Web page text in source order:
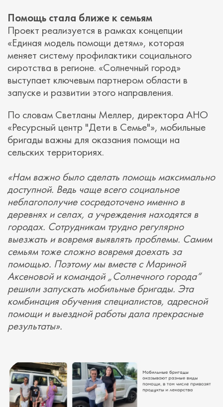
Помощь стала ближе к семьям
Проект реализуется в рамках концепции
«Единая модель помощи детям», которая
меняет систему профилактики социального
сиротства в регионе. «Солнечный город»
выступает ключевым партнером области в
запуске и развитии этого направления.
По словам Светланы Меллер, директора АНО
«Ресурсный центр "Дети в Семье"», мобильные
бригады важны для оказания помощи на
сельских территориях.
«Нам важно было сделать помощь максимально
доступной. Ведь чаще всего социальное
неблагополучие сосредоточено именно в
деревнях и селах, а учреждения находятся в
городах. Сотрудникам трудно регулярно
выезжать и вовремя выявлять проблемы. Самим
семьям тоже сложно вовремя доехать за
помощью. Поэтому мы вместе с Мариной
Аксеновой и командой „Солнечного города“
решили запускать мобильные бригады. Эта
комбинация обучения специалистов, адресной
помощи и выездной работы дала прекрасные
результаты».